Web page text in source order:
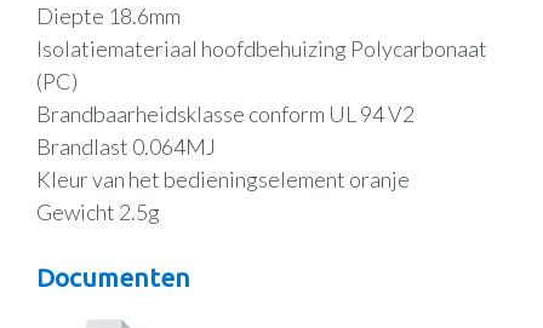
Diepte 18.6mm
Isolatiemateriaal hoofdbehuizing Polycarbonaat
(PC)
Brandbaarheidsklasse conform UL 94 V2
Brandlast 0.064MJ
Kleur van het bedieningselement oranje
Gewicht 2.5g
Documenten